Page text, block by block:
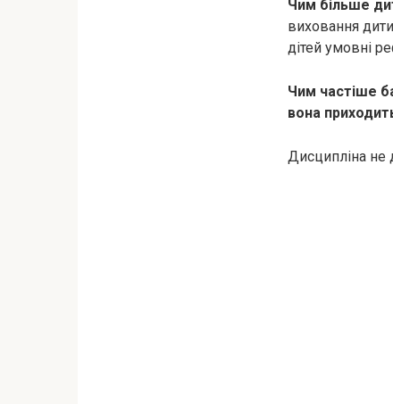
Чим більше
виховання
дітей умовні
Чим частіше
вона
Дисципліна не